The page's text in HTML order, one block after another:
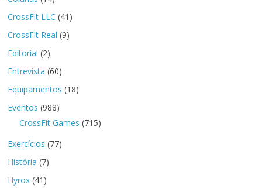
CrossFit LLC (41)
CrossFit Real (9)
Editorial (2)
Entrevista (60)
Equipamentos (18)
Eventos (988)
CrossFit Games (715)
Exercícios (77)
História (7)
Hyrox (41)